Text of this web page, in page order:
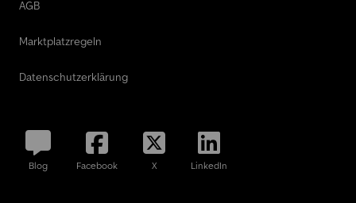
AGB
Marktplatzregeln
Datenschutzerklärung
Blog Facebook X LinkedIn